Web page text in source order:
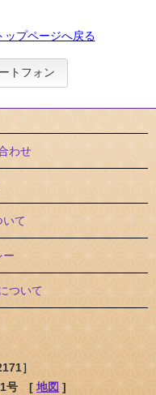
ップページへ戻る
トフォン
わせ
て
ー
ついて
］
1号 [ 地図 ]